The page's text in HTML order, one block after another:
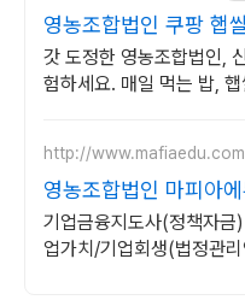
영농조합법인 쿠팡 햅
갓 도정한 영농조합법인,
험하세요. 매일 먹는 밥,
http://www.mafiaedu.com
영농조합법인 마피아
기업금융지도사(정책자금
업가치/기업회생(법정관